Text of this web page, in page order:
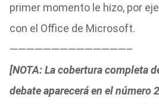
primer momento le hizo, por
con el Office de Microsoft.
——————————————–
[NOTA: La cobertura completa
debate aparecerá en el número